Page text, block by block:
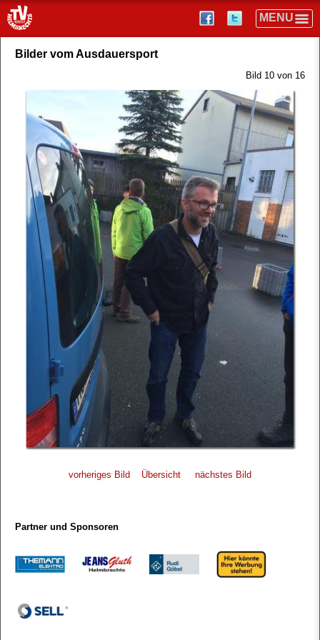
Bilder vom Ausdauersport
Bild 10 von 16
vorheriges Bild Übersicht nächstes Bild
Partner und Sponsoren